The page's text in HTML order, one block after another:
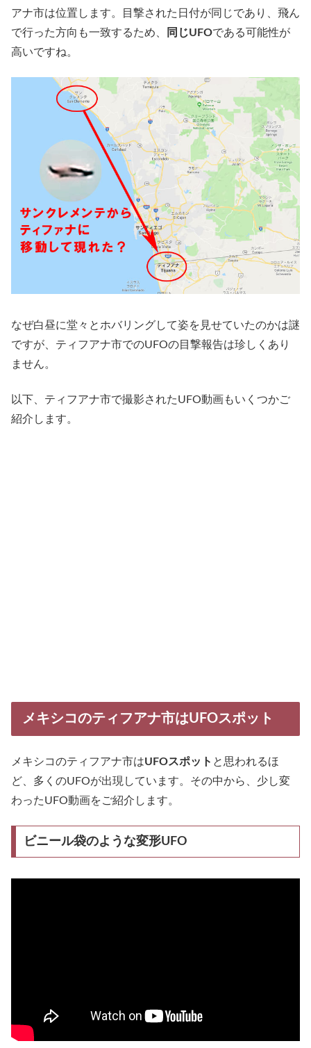
アナ市は位置します。目撃された日付が同じであり、飛ん
で行った方向も一致するため、
同じUFOである可能性が
高いですね。
なぜ白昼に堂々とホバリングして姿を見せていたのかは謎
ですが、ティフアナ市でのUFOの目撃報告は珍しくあり
ません。
以下、ティフアナ市で撮影されたUFO動画もいくつかご
紹介します。
メキシコのティフアナ市はUFOスポット
メキシコのティフアナ市はUFOスポット と思われるほ
ど、多くのUFOが出現しています。その中から、少し変
わったUFO動画をご紹介します。
ビニール袋のような変形UFO